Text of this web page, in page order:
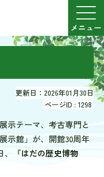
更新日：2026年01月30日
ページID : 1298
示テーマ、考古専門と
示館」が、開館30周年
、『はだの歴史博物